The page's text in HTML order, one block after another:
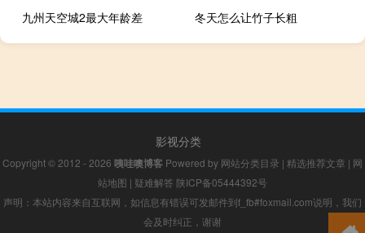
九州天空城2最大年龄差
冬天怎么让竹子长粗
影视分类
Copyright © 2012 - 2026 咦哇噢博客 Powered by 网站分类目录 | 精选推荐文章 | 网
站地图 | 疑难解答 陕ICP备05444392号
声明：本站内容来自互联网，如信息有错误可发邮件到f_fb#foxmail.com说明，我们
会及时纠正，谢谢